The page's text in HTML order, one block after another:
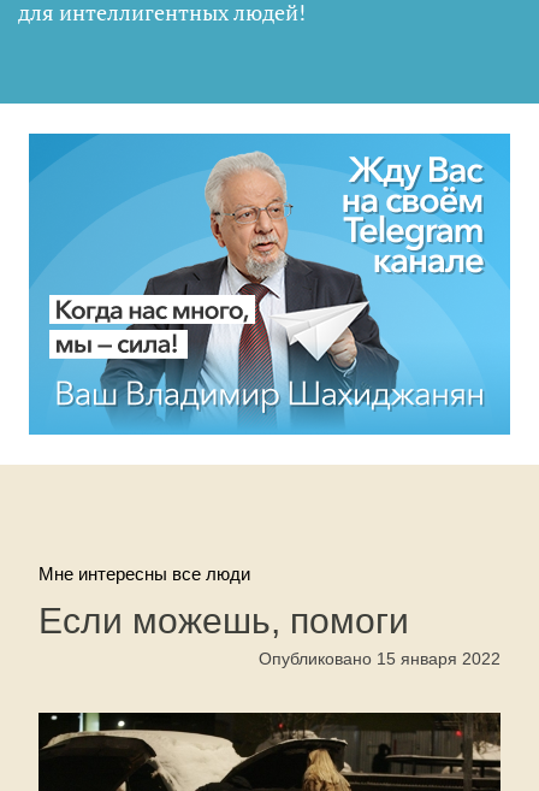
для интеллигентных людей!
Мне интересны все люди
Если можешь, помоги
Опубликовано 15 января 2022